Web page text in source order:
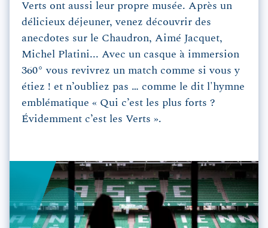
Verts ont aussi leur propre musée. Après un
délicieux déjeuner, venez découvrir des
anecdotes sur le Chaudron, Aimé Jacquet,
Michel Platini... Avec un casque à immersion
360° vous revivrez un match comme si vous y
étiez ! et n’oubliez pas … comme le dit l'hymne
emblématique « Qui c’est les plus forts ?
Évidemment c’est les Verts ».